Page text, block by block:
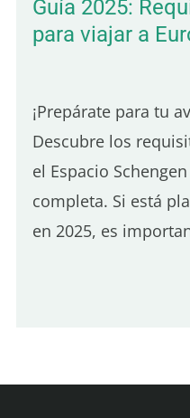
Guía 2025:
para viajar a
¡Prepárate para tu
Descubre los
el Espacio
completa. Si está
en 2025, es
nacionalidad. A